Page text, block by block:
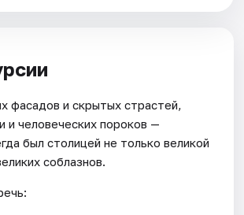
фасадов и скрытых страстей,
и человеческих пороков —
был столицей не только великой
соблазнов.